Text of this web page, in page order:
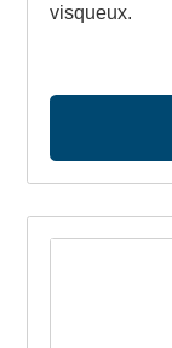
visqueux.